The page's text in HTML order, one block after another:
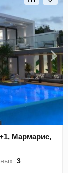
Мармарис,
3